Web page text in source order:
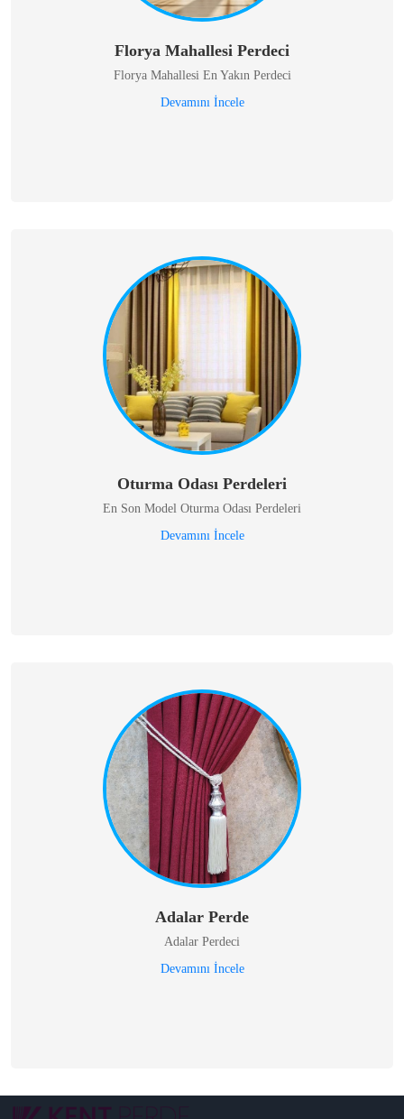
Florya Mahallesi Perdeci
Florya Mahallesi En Yakın Perdeci
Devamını İncele
Oturma Odası Perdeleri
En Son Model Oturma Odası Perdeleri
Devamını İncele
Adalar Perde
Adalar Perdeci
Devamını İncele